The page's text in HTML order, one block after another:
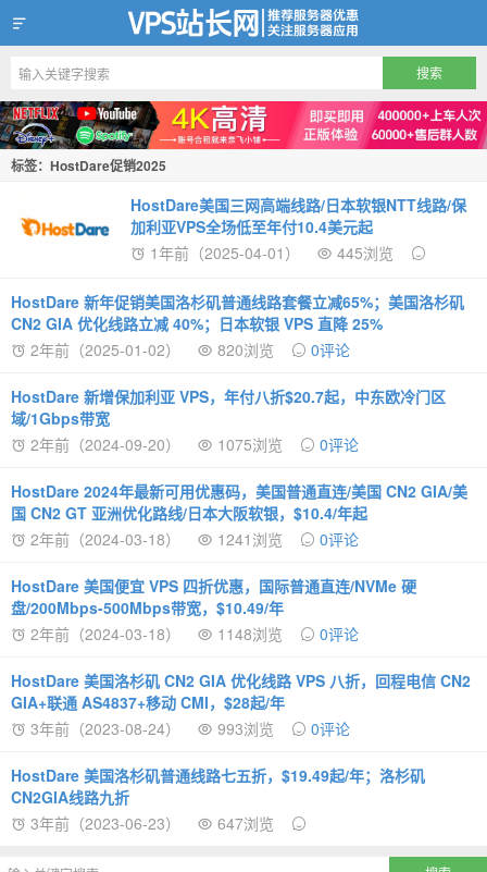
VPS站长网
标签：HostDare促销2025
HostDare美国三网高端线路/日本软银NTT线路/保
加利亚VPS全场低至年付10.4美元起
1年前（2025-04-01）
445浏览
HostDare 新年促销美国洛杉矶普通线路套餐立减65%；美国洛杉矶
CN2 GIA 优化线路立减 40%；日本软银 VPS 直降 25%
2年前（2025-01-02）
820浏览 0评论
HostDare 新增保加利亚 VPS，年付八折$20.7起，中东欧冷门区
域/1Gbps带宽
2年前（2024-09-20）
1075浏览 0评论
HostDare 2024年最新可用优惠码，美国普通直连/美国 CN2 GIA/美
国 CN2 GT 亚洲优化路线/日本大阪软银，$10.4/年起
2年前（2024-03-18）
1241浏览 0评论
HostDare 美国便宜 VPS 四折优惠，国际普通直连/NVMe 硬
盘/200Mbps-500Mbps带宽，$10.49/年
2年前（2024-03-18）
1148浏览 0评论
HostDare 美国洛杉矶 CN2 GIA 优化线路 VPS 八折，回程电信 CN2
GIA+联通 AS4837+移动 CMI，$28起/年
3年前（2023-08-24）
993浏览 0评论
HostDare 美国洛杉矶普通线路七五折，$19.49起/年；洛杉矶
CN2GIA线路九折
3年前（2023-06-23）
647浏览